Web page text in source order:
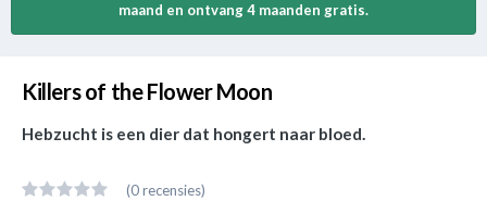
maand en ontvang 4 maanden gratis.
Killers of the Flower Moon
Hebzucht is een dier dat hongert naar bloed.
(0 recensies)